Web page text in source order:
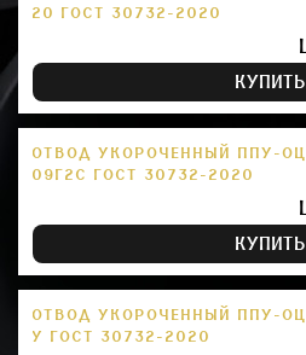
20 ГОСТ 30732-2020
КУПИТЬ
ОТВОД УКОРОЧЕННЫЙ ППУ-ОЦ
09Г2С ГОСТ 30732-2020
КУПИТЬ
ОТВОД УКОРОЧЕННЫЙ ППУ-ОЦ
У ГОСТ 30732-2020